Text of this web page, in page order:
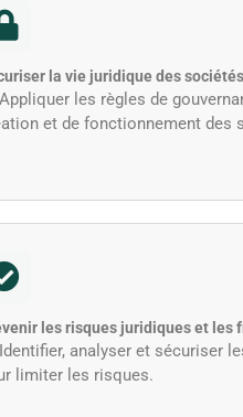
la vie juridique des sociétés
les règles de
et de fonctionnement des
les risques juridiques et les
analyser et sécuriser
limiter les risques.